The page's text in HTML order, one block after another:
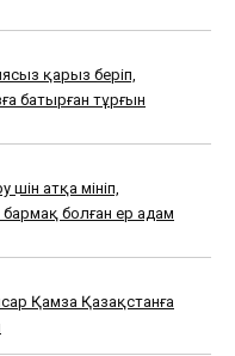
қарыз беріп,
батырған тұрғын
үшін атқа мініп,
болған ер адам
Қамза Қазақстанға